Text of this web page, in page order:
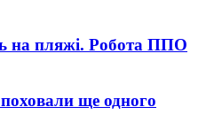
на пляжі. Робота ППО
ще одного